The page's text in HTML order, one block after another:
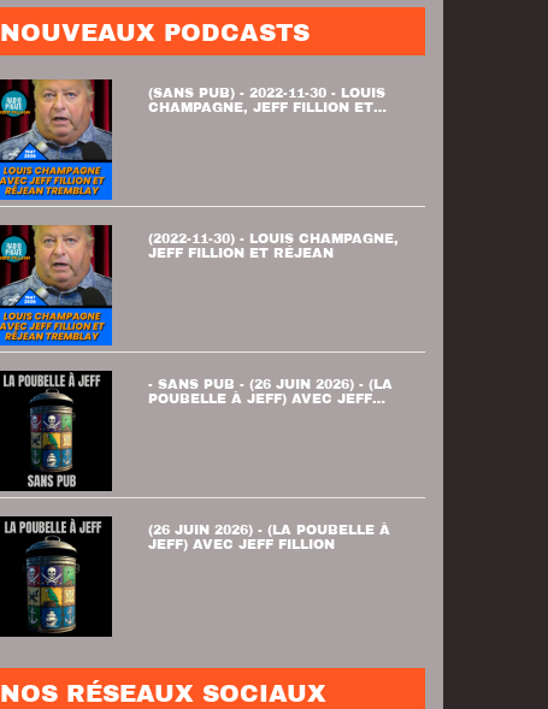
NOUVEAUX PODCASTS
(SANS PUB) - 2022-11-30 - LOUIS
CHAMPAGNE, JEFF FILLION ET
(2022-11-30) - LOUIS CHAMPAGNE,
JEFF FILLION ET RÉJEAN
- SANS PUB - (26 JUIN 2026) - (LA
POUBELLE À JEFF) AVEC JEFF
(26 JUIN 2026) - (LA POUBELLE À
JEFF) AVEC JEFF FILLION
NOS RÉSEAUX SOCIAUX